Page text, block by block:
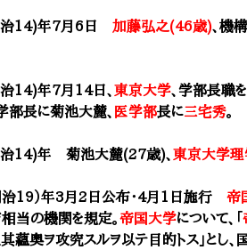
14)年7月6日 加藤弘之(46歳)、機
14)年7月14日、 東京大学、​学部長職
部長に菊池大麓、 医学部長に三宅秀。
14)年 菊池大麓(27歳)、 東京大学理
治19）年3月2日公布・4月1日施行 帝
当の機関を規定。帝国大学について、「
蘊奥ヲ攻究スルヲ以テ目的トス」とし